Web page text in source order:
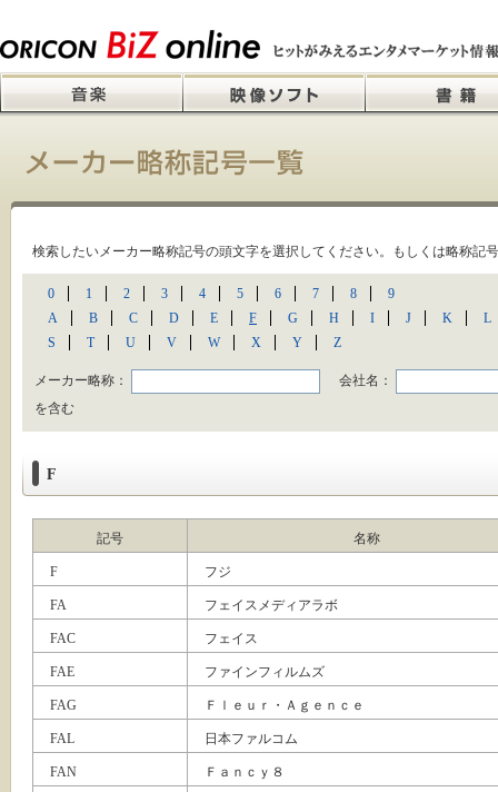
検索したいメーカー略称記号の頭文字を選択してください。もしくは略称記
0 1 2 3 4 5 6 7 8
9
A
B C D E F G H I J K
L
S
T U V W X Y Z
メーカー略称：
会社名：
を含む
F
記号 名称
F フジ
FA フェイスメディアラボ
FAC フェイス
FAE ファインフィルムズ
FAG Ｆｌｅｕｒ・Ａｇｅｎｃｅ
FAL 日本ファルコム
FAN Ｆａｎｃｙ８